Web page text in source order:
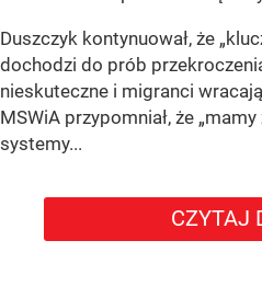
Duszczyk kontynuował, że
dochodzi do prób
nieskuteczne i migranci
MSWiA przypomniał, że
systemy...
CZYTAJ